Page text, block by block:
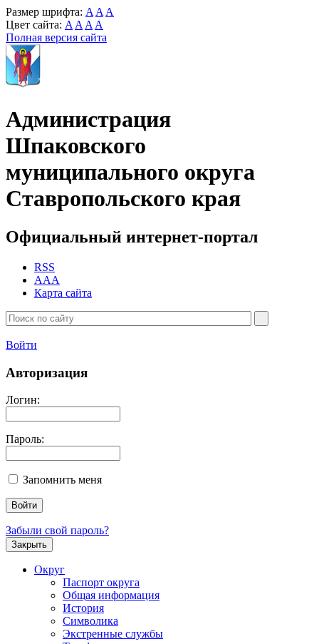
Размер шрифта: A A A
Цвет сайта: A A A A
Полная версия сайта
Администрация
Шпаковского
муниципального округа
Ставропольского края
Официальный интернет-портал
RSS
AAA
Карта сайта
Войти
Авторизация
Логин:
Пароль:
Запомнить меня
Забыли свой пароль?
Закрыть
Округ
Паспорт округа
Общая информация
История
Символика
Экстренные службы